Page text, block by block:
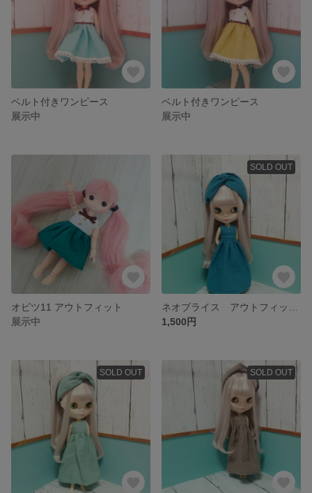
ベルト付きワンピース
展示中
ベルト付きワンピース
展示中
オビツ11 アウトフィット
展示中
SOLD OUT
1,500円
SOLD OUT SOLD OUT